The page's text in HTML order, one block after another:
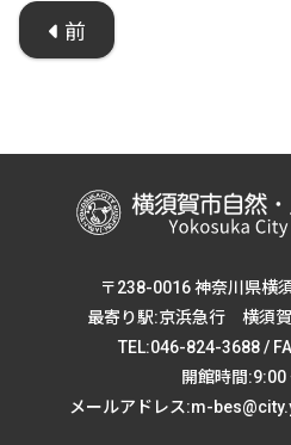
前
〒238-0016 神奈川県横
最寄り駅:京浜急行 横須
TEL:046-824-3688 /
開館時間:9:00
メールアドレス:m-